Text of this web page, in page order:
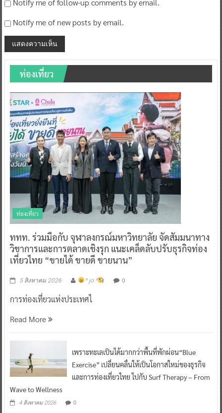
Notify me of follow-up comments by email.
Notify me of new posts by email.
ท่องเที่ยว
ท่องเที่ยว
ททท. ร่วมมือกับ จุฬาลงกรณ์มหาวิทยาลัย จัดสัมมนาทาง
วิชาการและการตลาดเชิงรุก แนะเคล็ดลับปรับธุรกิจท่อง
เที่ยวไทย “ขายได้ ขายดี ขายนาน”
5 สิงหาคม 2026 ^ jo ^ 0
การท่องเที่ยวแห่งประเทศไ
Read More
เพราะทะเลเป็นได้มากกว่าพื้นที่พักผ่อน“Blue
Exercise” เปลี่ยนคลื่นให้เป็นโอกาสใหม่ของธุรกิจ
และการท่องเที่ยวไทย ไปกับ Surf Therapy – From
Wave to Wellness
4 สิงหาคม 2026 0